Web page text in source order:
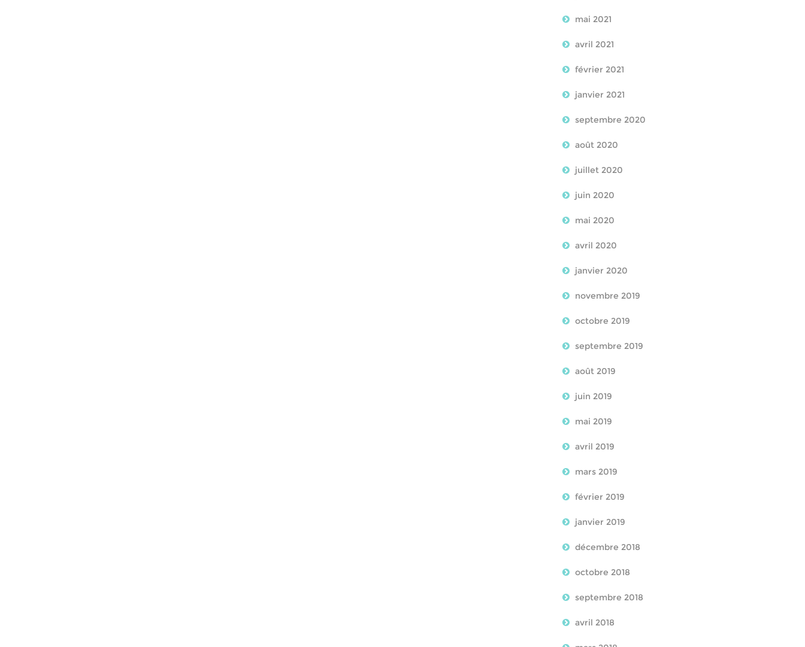
mai 2021
avril 2021
février 2021
janvier 2021
septembre 2020
août 2020
juillet 2020
juin 2020
mai 2020
avril 2020
janvier 2020
novembre 2019
octobre 2019
septembre 2019
août 2019
juin 2019
mai 2019
avril 2019
mars 2019
février 2019
janvier 2019
décembre 2018
octobre 2018
septembre 2018
avril 2018